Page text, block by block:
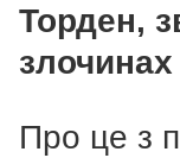
Торден,
злочинах
Про це з